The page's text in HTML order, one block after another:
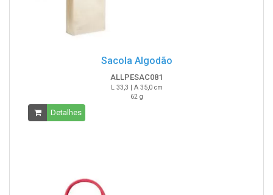
Sacola Algodão
ALLPESAC081
L 33,3 | A 35,0 cm
62 g
Detalhes